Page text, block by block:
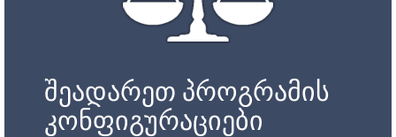
შეადარეთ პროგრამის
კონფიგურაციები